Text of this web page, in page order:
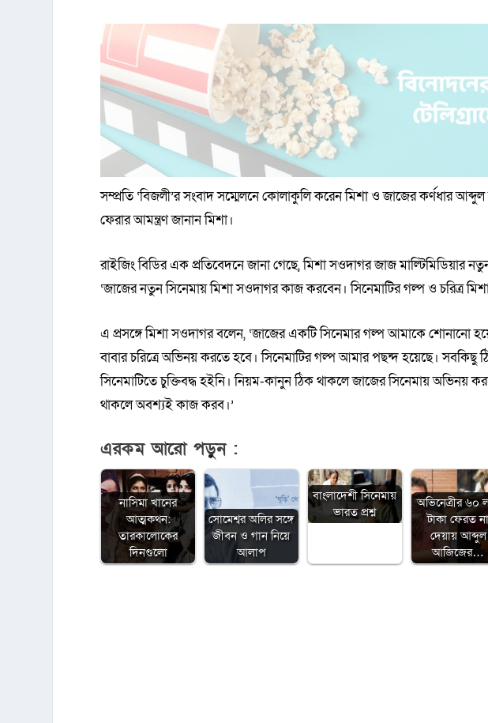
সম্প্রতি ‘বিজলী’র সংবাদ সম্মেলনে কোলাকুলি করেন মিশা ও জাজের
ফেরার আমন্ত্রণ জানান মিশা।
রাইজিং বিডির এক প্রতিবেদনে জানা গেছে, মিশা সওদাগর জাজ মাল্টিমিডিয়ার
‘জাজের নতুন সিনেমায় মিশা সওদাগর কাজ করবেন। সিনেমাটির গল্প ও চরিত্র
এ প্রসঙ্গে মিশা সওদাগর বলেন, ‘জাজের একটি সিনেমার গল্প আমাকে শোনানো
বাবার চরিত্রে অভিনয় করতে হবে। সিনেমাটির গল্প আমার পছন্দ হয়েছে।
সিনেমাটিতে চুক্তিবদ্ধ হইনি। নিয়ম-কানুন ঠিক থাকলে জাজের সিনেমায় অভিনয়
থাকলে অবশ্যই কাজ করব।’
এরকম আরো পড়ুন :
নাসিমা খানের
আত্মকথন:
তারকালোকের
দিনগুলো
সোমেশ্বর অলির সঙ্গে
জীবন ও গান নিয়ে
আলাপ
বাংলাদেশী সিনেমায়
ভারত প্রশ্ন
অভিনেত্রীর ৬০
টাকা ফেরত না
দেয়ায় আব্দুল
আজিজের…